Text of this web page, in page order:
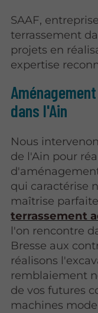
SAAF,
terrassement
projets en
expertise
dans l'Ain
Nous
de l'Ain pour
qui caractérise
maîtrise
terrassement
l'on rencontre
Bresse aux
réalisons
remblaiement
de vos futures
machines